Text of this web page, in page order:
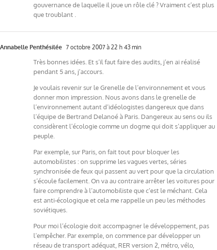
gouvernance de laquelle il joue un rôle clé ? Vraiment c’est plus
que troublant .
Annabelle Penthésilée 7 octobre 2007 à 22 h 43 min
Très bonnes idées. Et s’il faut faire des audits, j’en ai réalisé
pendant 5 ans, j’accours.
Je voulais revenir sur le Grenelle de l’environnement et vous
donner mon impression. Nous avons dans le grenelle de
l’environnement autant d’idéologistes dangereux que dans
l’équipe de Bertrand Delanoé à Paris. Dangereux au sens ou ils
considèrent l’écologie comme un dogme qui doit s’appliquer au
peuple.
Par exemple, sur Paris, on fait tout pour bloquer les
automobilistes : on supprime les vagues vertes, séries
synchronisée de feux qui passent au vert pour que la circulation
s’écoule facilement. On va au contraire arrêter les voitures pour
faire comprendre à l’automobiliste que c’est le méchant. Cela
est anti-écologique et cela me rappelle un peu les méthodes
soviétiques.
Pour moi l’écologie doit accompagner le développement, pas
l’empêcher. Par exemple, on commence par développer un
réseau de transport adéquat, RER version 2, métro, vélo,